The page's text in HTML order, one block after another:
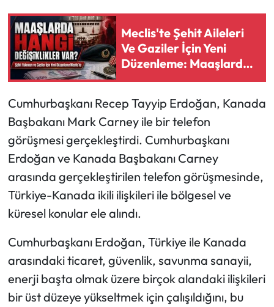
Meclis'te Şehit Aileleri
Ve Gaziler İçin Yeni
Düzenleme: Maaşlarda
Hangi Değişiklikler Var?
Cumhurbaşkanı Recep Tayyip Erdoğan, Kanada
Başbakanı Mark Carney ile bir telefon
görüşmesi gerçekleştirdi. Cumhurbaşkanı
Erdoğan ve Kanada Başbakanı Carney
arasında gerçekleştirilen telefon görüşmesinde,
Türkiye-Kanada ikili ilişkileri ile bölgesel ve
küresel konular ele alındı.
Cumhurbaşkanı Erdoğan, Türkiye ile Kanada
arasındaki ticaret, güvenlik, savunma sanayii,
enerji başta olmak üzere birçok alandaki ilişkileri
bir üst düzeye yükseltmek için çalışıldığını, bu
Sağlık
Turizm
Teknoloji